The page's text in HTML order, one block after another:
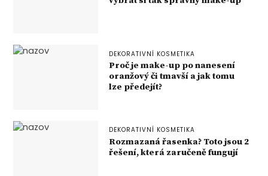
DEKORATIVNÍ KOSMETIKA
Proč je make-up po nanesení
oranžový či tmavší a jak tomu
lze předejít?
DEKORATIVNÍ KOSMETIKA
Rozmazaná řasenka? Toto jsou 2
řešení, která zaručeně fungují